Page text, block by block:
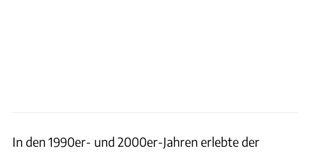
In den 1990er- und 2000er-Jahren erlebte der